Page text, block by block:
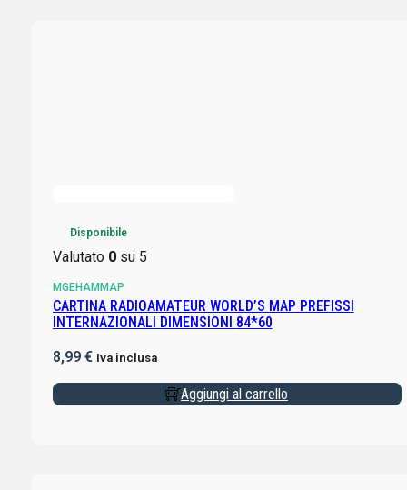
Disponibile
Valutato 0su 5
MGEHAMMAP
CARTINA RADIOAMATEUR WORLD’S MAP PREFISSI
INTERNAZIONALI DIMENSIONI 84*60
8,99 € Iva inclusa
Aggiungi al carrello